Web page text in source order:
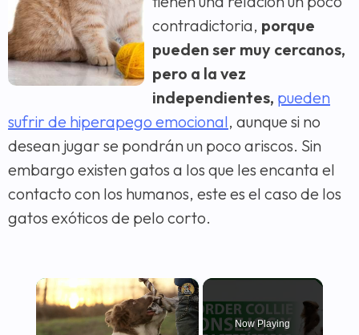
contradictoria, porque
pueden ser muy cercanos,
pero a la vez
independientes, pueden
sufrir de hiperapego emocional, aunque si no
desean jugar se pondrán un poco ariscos. Sin
embargo existen gatos a los que les encanta el
contacto con los humanos, este es el caso de los
gatos exóticos de pelo corto.
×
Now Playing